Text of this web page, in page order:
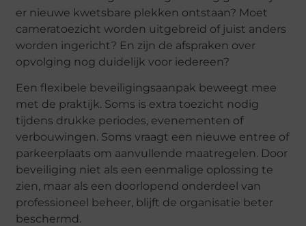
er nieuwe kwetsbare plekken ontstaan? Moet
cameratoezicht worden uitgebreid of juist anders
worden ingericht? En zijn de afspraken over
opvolging nog duidelijk voor iedereen?
Een flexibele beveiligingsaanpak beweegt mee
met de praktijk. Soms is extra toezicht nodig
tijdens drukke periodes, evenementen of
verbouwingen. Soms vraagt een nieuwe entree of
parkeerplaats om aanvullende maatregelen. Door
beveiliging niet als een eenmalige oplossing te
zien, maar als een doorlopend onderdeel van
professioneel beheer, blijft de organisatie beter
beschermd.